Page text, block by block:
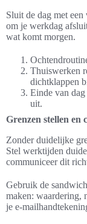
Sluit de dag met
om je werkdag
wat komt morgen.
Thuiswerken
dichtklappen
Einde van
uit.
Grenzen stellen en
Zonder duidelijke
Stel werktijden
communiceer dit
Gebruik de
maken: waardering,
je e-